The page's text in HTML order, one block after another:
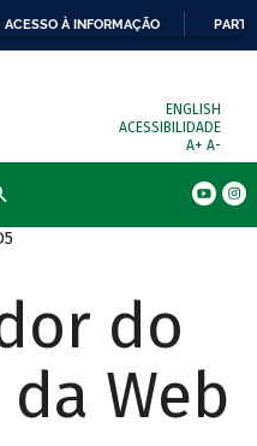
ACESSO À INFORMAÇÃO
ENGLISH
ACESSIBILIDADE
A+ A-
do
Web